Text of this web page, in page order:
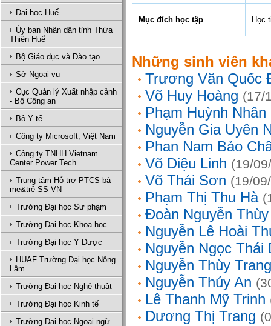
Đại học Huế
Ủy ban Nhân dân tỉnh Thừa
Thiên Huế
Bộ Giáo dục và Đào tạo
Sở Ngoại vụ
Cục Quản lý Xuất nhập cảnh
- Bộ Công an
Bộ Y tế
Công ty Microsoft, Việt Nam
Công ty TNHH Vietnam
Center Power Tech
Trung tâm Hỗ trợ PTCS bà
mẹ&trẻ SS VN
Trường Đại học Sư phạm
Trường Đại học Khoa học
Trường Đại học Y Dược
HUAF Trường Đại học Nông
Lâm
Trường Đại học Nghệ thuật
Trường Đại học Kinh tế
Trường Đại học Ngoại ngữ
Mục đích học tập Học
Những sinh viên
Trương Văn Quốc
Võ Huy Hoàng (17/
Phạm Huỳnh Nhân
Nguyễn Gia Uyên
Phan Nam Bảo
Võ Diệu Linh (19/
Võ Thái Sơn (19/
Phạm Thị Thu Hà
Đoàn Nguyễn
Nguyễn Lê Hoài
Nguyễn Ngọc Thái
Nguyễn Thùy Trang
Nguyễn Thúy An
Lê Thanh Mỹ Trinh
Dương Thị Trang